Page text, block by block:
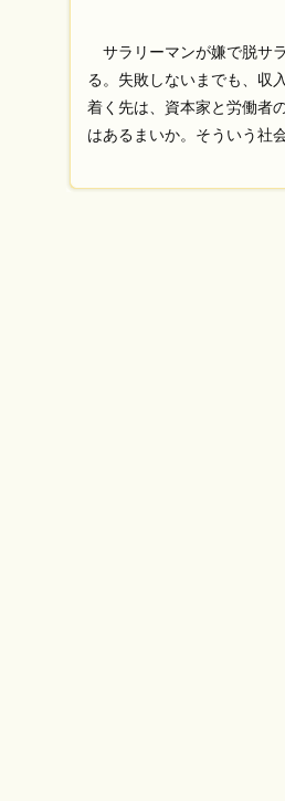
サラリーマンが嫌で脱サ
る。失敗しないまでも、収
着く先は、資本家と労働者
はあるまいか。そういう社